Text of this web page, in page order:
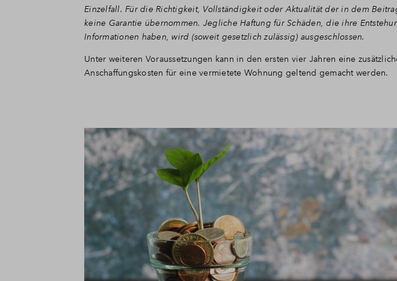
Einzelfall. Für die Richtigkeit, Vollständigkeit oder Aktualität der in dem
keine Garantie übernommen. Jegliche Haftung für Schäden, die ihre
Informationen haben, wird (soweit gesetzlich zulässig) ausgeschlossen.
Unter weiteren Voraussetzungen kann in den ersten vier Jahren eine
Anschaffungskosten für eine vermietete Wohnung geltend gemacht werden.